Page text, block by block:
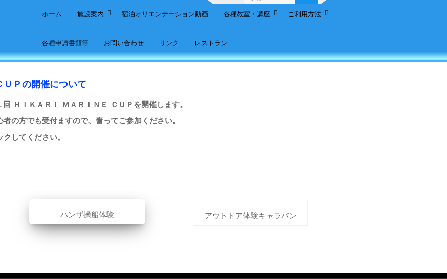
ホーム 施設案内 宿泊オリエンテーション動画 各種教室・講座 ご利用方法
各種申請書類等 お問い合わせ リンク レストラン
Ｐの開催について
ＨＩＫＡＲＩ ＭＡＲＩＮＥ ＣＵＰを開催します。
の方でも受付ますので、奮ってご参加ください。
してください。
ハンザ操船体験 アウトドア体験キャラバン